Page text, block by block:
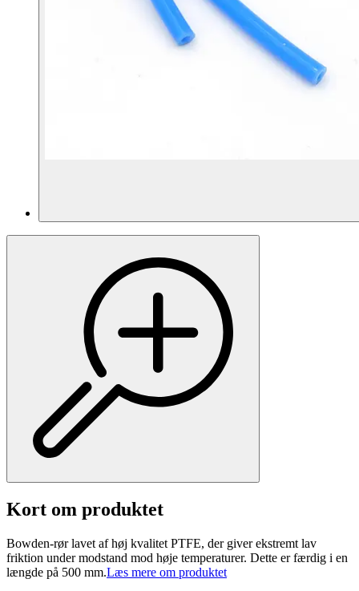
Kort om produktet
Bowden-rør lavet af høj kvalitet PTFE, der giver ekstremt lav
friktion under modstand mod høje temperaturer. Dette er færdig i en
længde på 500 mm.Læs mere om produktet